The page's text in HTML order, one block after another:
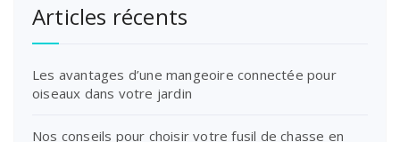
Articles récents
Les avantages d’une mangeoire connectée pour
oiseaux dans votre jardin
Nos conseils pour choisir votre fusil de chasse en